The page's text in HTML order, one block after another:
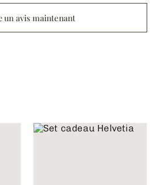
un avis maintenant